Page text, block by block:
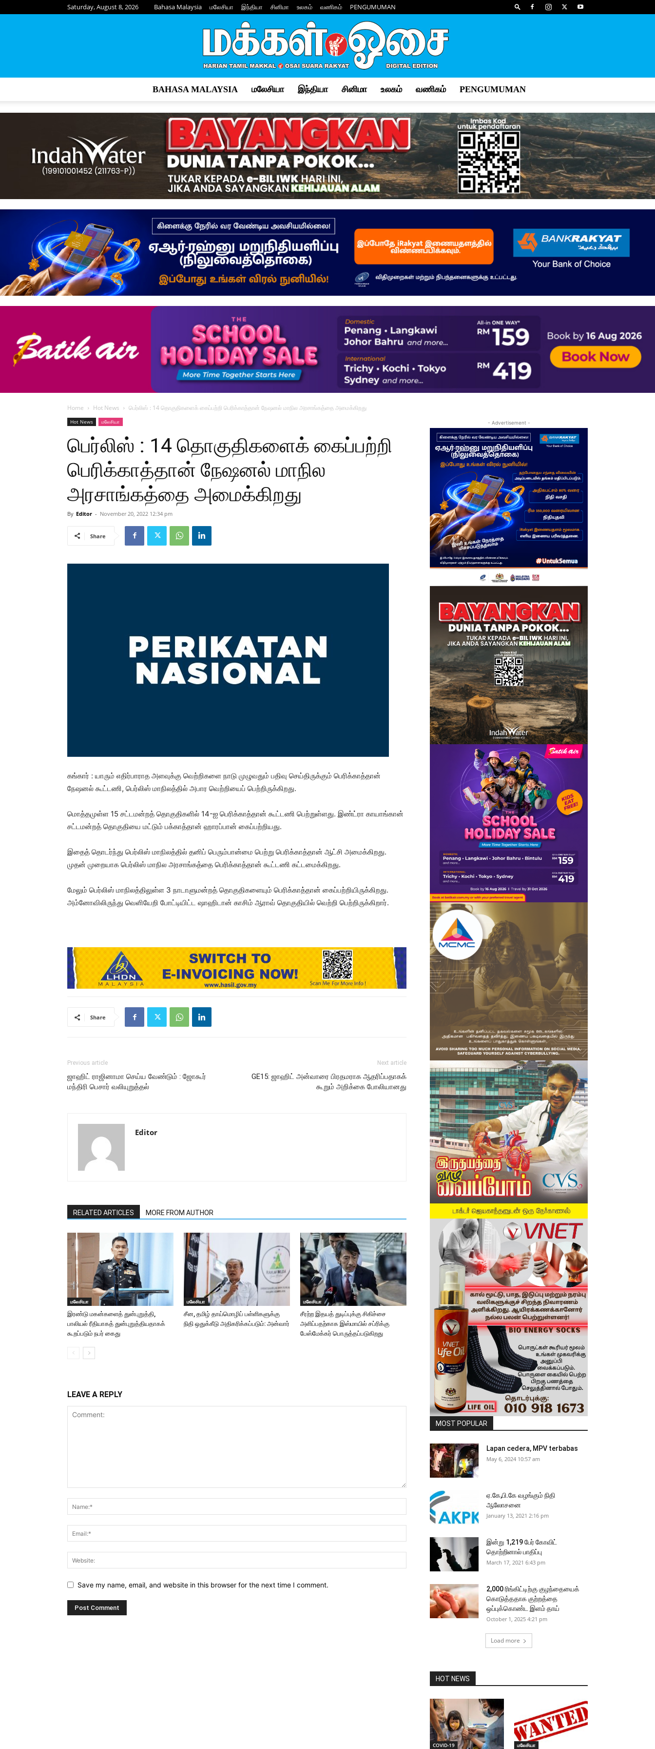
Saturday, August 8, 2026 Bahasa Malaysia மலேசியா இந்தியா சினிமா உலகம் வணிகம் PENGUMUMAN
Osai
–
மக்கள்
BAHASA MALAYSIA மலேசியா இந்தியா சினிமா உலகம் வணிகம் PENGUMUMAN
Home Hot News பெர்லிஸ் : 14 தொகுதிகளைக் கைப்பற்றி பெரிக்காத்தான் நேஷனல் மாநில அரசாங்கத்தை அமைக்கிறது
Hot News மலேசியா
பெர்லிஸ் : 14 தொகுதிகளைக் கைப்பற்றி
பெரிக்காத்தான் நேஷனல் மாநில
அரசாங்கத்தை அமைக்கிறது
By Editor - November 20, 2022 12:34 pm
Share
கங்கார் : யாரும் எதிர்பாராத அளவுக்கு வெற்றிகளை நாடு முழுவதும் பதிவு செய்திருக்கும் பெரிக்காத்தான்
நேஷனல் கூட்டணி, பெர்லிஸ் மாநிலத்தில் அபார வெற்றியைப் பெற்றிருக்கிறது.
மொத்தமுள்ள 15 சட்டமன்றத் தொகுதிகளில் 14-ஐ பெரிக்காத்தான் கூட்டணி பெற்றுள்ளது. இண்ட்ரா காயாங்கான்
சட்டமன்றத் தொகுதியை மட்டும் பக்காத்தான் ஹாரப்பான் கைப்பற்றியது.
இதைத் தொடர்ந்து பெர்லிஸ் மாநிலத்தில் தனிப் பெரும்பான்மை பெற்று பெரிக்காத்தான் ஆட்சி அமைக்கிறது.
முதன் முறையாக பெர்லிஸ் மாநில அரசாங்கத்தை பெரிக்காத்தான் கூட்டணி கட்டமைக்கிறது.
மேலும் பெர்லிஸ் மாநிலத்திலுள்ள 3 நாடாளுமன்றத் தொகுதிகளையும் பெரிக்காத்தான் கைப்பற்றியிருக்கிறது.
அம்னோவிலிருந்து வெளியேறி போட்டியிட்ட ஷாஹிடான் காசிம் ஆராவ் தொகுதியில் வெற்றி பெற்றிருக்கிறார்.
Share
Previous article
ஜாஹிட் ராஜினாமா செய்ய வேண்டும் : ஜோகூர்
மந்திரி பெசார் வலியுறுத்தல்
Next article
GE15: ஜாஹிட் அன்வாரை பிரதமராக ஆதரிப்பதாகக்
கூறும் அறிக்கை போலியானது
Editor
RELATED ARTICLES MORE FROM AUTHOR
மலேசியா
இரண்டு மகன்களைத் துன்புறுத்தி,
பாலியல் ரீதியாகத் துன்புறுத்தியதாகக்
கூறப்படும் நபர் கைது
மலேசியா
சீன, தமிழ் தாய்மொழிப் பள்ளிகளுக்கு
நிதி ஒதுக்கீடு அதிகரிக்கப்படும்: அன்வார்
மலேசியா
சீரற்ற இதயத் துடிப்புக்கு சிகிச்சை
அளிப்பதற்காக இஸ்மாயில் சப்ரிக்கு
பேஸ்மேக்கர் பொருத்தப்படுகிறது
LEAVE A REPLY
Save my name, email, and website in this browser for the next time I comment.
- Advertisement -
MOST POPULAR
Lapan cedera, MPV terbabas
May 6, 2024 10:57 am
ஏ.கே,பி.கே வழங்கும் நிதி
ஆலோசனை
January 13, 2021 2:16 pm
இன்று 1,219 பேர் கோவிட்
தொற்றினால் பாதிப்பு
March 17, 2021 6:43 pm
2,000 ரிங்கிட்டிற்கு குழந்தையைக்
கொடுத்ததாக குற்றத்தை
ஒப்புக்கொண்ட இளம் தாய்
October 1, 2025 4:21 pm
Load more
HOT NEWS
COVID-19 மலேசியா